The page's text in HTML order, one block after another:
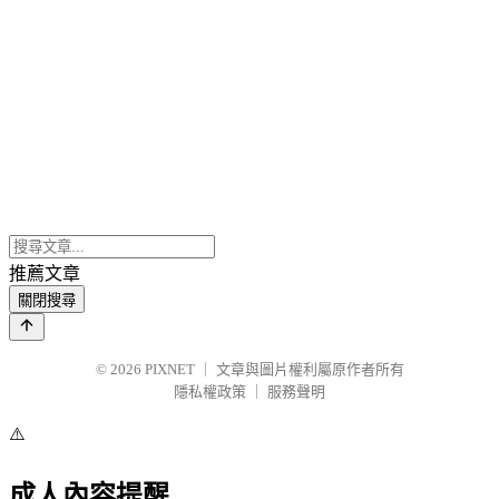
推薦文章
關閉搜尋
© 2026 PIXNET
文章與圖片權利屬原作者所有
隱私權政策
服務聲明
⚠️